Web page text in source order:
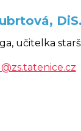
DiS.
učitelka